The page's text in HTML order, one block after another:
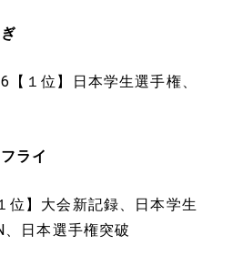
ぎ
１位】日本学生選手権、
ライ
】大会新記録、日本学生
日本選手権突破